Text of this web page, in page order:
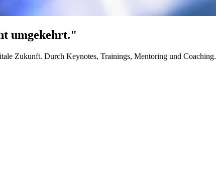
umgekehrt."
Zukunft. Durch Keynotes, Trainings, Mentoring und Coaching.